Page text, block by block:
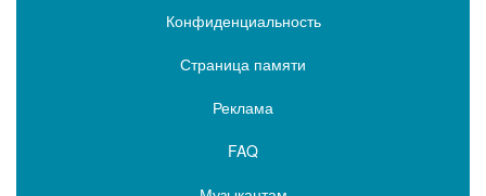
Конфиденциальность
Страница памяти
Реклама
FAQ